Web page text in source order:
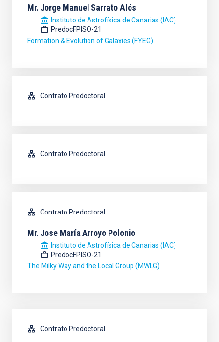
Mr. Jorge Manuel Sarrato Alós
Instituto de Astrofísica de Canarias (IAC)
PredocFPISO-21
Formation & Evolution of Galaxies (FYEG)
Contrato Predoctoral
Contrato Predoctoral
Contrato Predoctoral
Mr. Jose MaríaArroyo Polonio
Instituto de Astrofísica de Canarias (IAC)
PredocFPISO-21
The Milky Way and the Local Group (MWLG)
Contrato Predoctoral